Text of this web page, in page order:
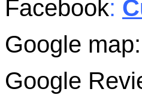
Facebook:
Google map:
Google